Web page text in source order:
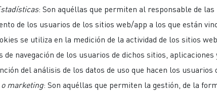
: Son aquéllas que permiten al responsable de
de los usuarios de los sitios web/app a los que están
se utiliza en la medición de la actividad de los sitios
de navegación de los usuarios de dichos sitios,
del análisis de los datos de uso que hacen los usuarios
marketing: Son aquéllas que permiten la gestión, de la